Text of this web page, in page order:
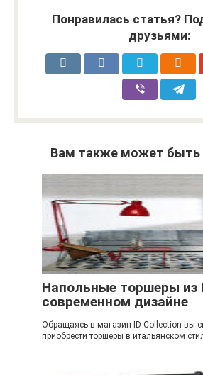
Понравилась статья?
друзьями:
Вам также может быть
Напольные торшеры из
современном дизайне
Обращаясь в магазин ID Collection вы
приобрести торшеры в итальянском